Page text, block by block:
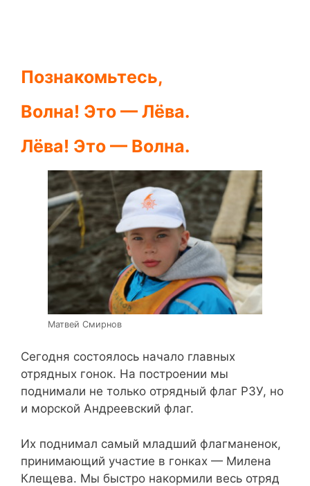
Познакомьтесь,
Волна! Это — Лёва.
Лёва! Это — Волна.
Матвей Смирнов
Сегодня состоялось начало главных
отрядных гонок. На построении мы
поднимали не только отрядный флаг РЗУ, но
и морской Андреевский флаг.
Их поднимал самый младший флагманенок,
принимающий участие в гонках — Милена
Клещева. Мы быстро накормили весь отряд